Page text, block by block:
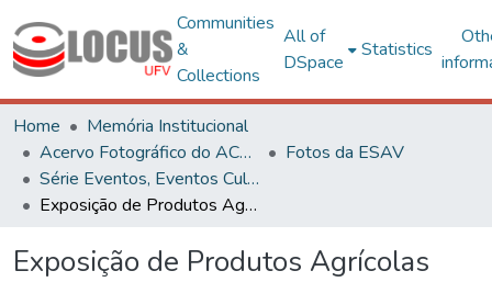
Communities
&
Collections
All of
DSpace
Statistics
Home
Memória Institucional
Acervo Fotográfico do ACH-UFV
Fotos da ESAV
Série Eventos, Eventos Culturais e Projetos
Exposição de Produtos Agrícolas
Exposição de Produtos Agrícolas